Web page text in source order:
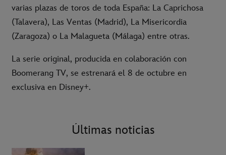
varias plazas de toros de toda España: La Caprichosa
(Talavera), Las Ventas (Madrid), La Misericordia
(Zaragoza) o La Malagueta (Málaga) entre otras.
La serie original, producida en colaboración con
Boomerang TV, se estrenará el 8 de octubre en
exclusiva en Disney+.
Últimas noticias